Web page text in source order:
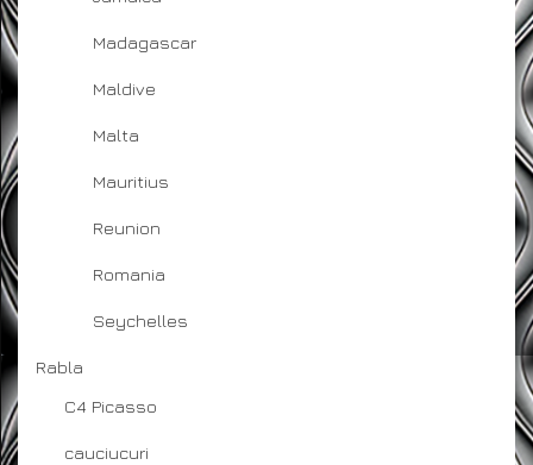
Madagascar
Maldive
Malta
Mauritius
Reunion
Romania
Seychelles
Rabla
C4 Picasso
cauciucuri